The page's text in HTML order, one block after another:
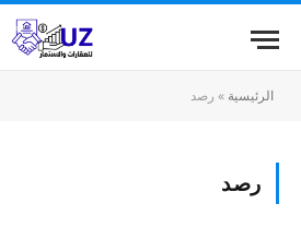
الرئيسية » رصد
رصد